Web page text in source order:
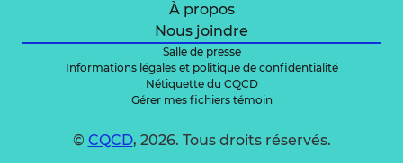
À propos
Nous joindre
Salle de presse
Informations légales et politique de confidentialité
Nétiquette du CQCD
Gérer mes fichiers témoin
© CQCD, 2026. Tous droits réservés.